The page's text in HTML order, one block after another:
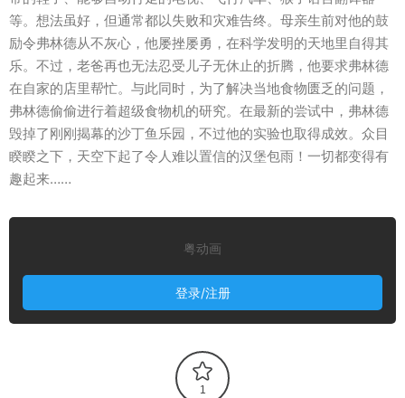
等。想法虽好，但通常都以失败和灾难告终。母亲生前对他的鼓
励令弗林德从不灰心，他屡挫屡勇，在科学发明的天地里自得其
乐。不过，老爸再也无法忍受儿子无休止的折腾，他要求弗林德
在自家的店里帮忙。与此同时，为了解决当地食物匮乏的问题，
弗林德偷偷进行着超级食物机的研究。在最新的尝试中，弗林德
毁掉了刚刚揭幕的沙丁鱼乐园，不过他的实验也取得成效。众目
睽睽之下，天空下起了令人难以置信的汉堡包雨！一切都变得有
趣起来……
粤动画
登录/注册
1